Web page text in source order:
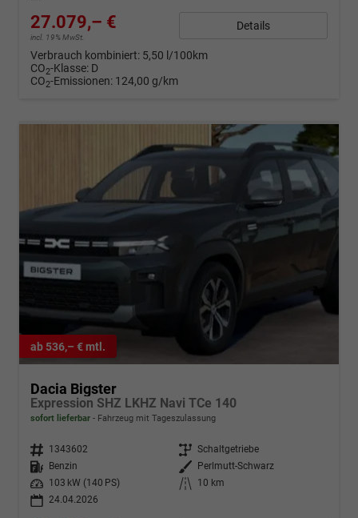
27.079,– €
incl. 19% MwSt.
Details
Verbrauch kombiniert: 5,50 l/100km
CO2-Klasse: D
CO2-Emissionen: 124,00 g/km
ab 536,– € mtl.
Dacia Bigster
Expression SHZ LKHZ Navi TCe 140
sofort lieferbar Fahrzeug mit Tageszulassung
Fahrzeugnr. 1343602 Getriebe Schaltgetriebe
Kraftstoff
Benzin Außenfarbe
Perlmutt-Schwarz
Leistung
103 kW (140 PS) Kilometerstand
10 km
24.04.2026